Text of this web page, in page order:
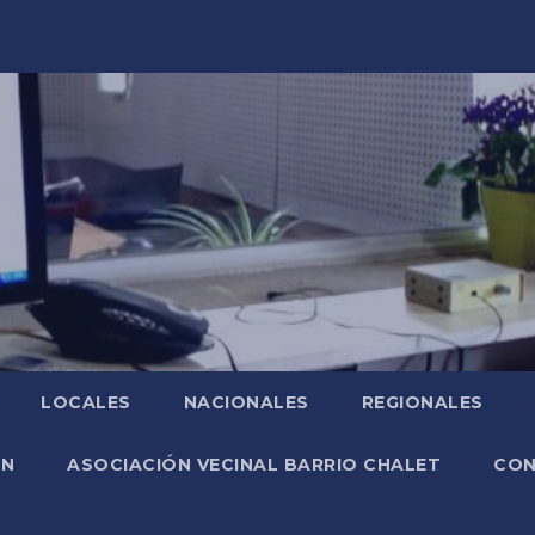
LOCALES NACIONALES REGIONALES
ASOCIACIÓN VECINAL BARRIO CHALET